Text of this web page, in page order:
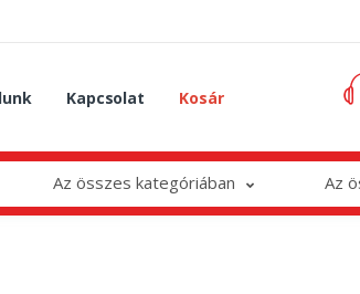
Kapcsolat Kosár
Az összes kategóriában Az